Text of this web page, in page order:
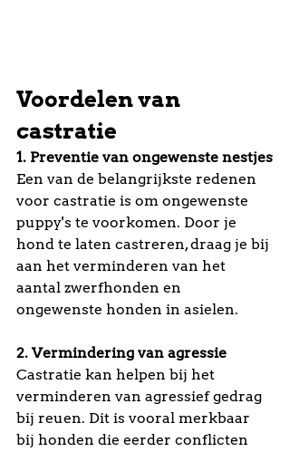
Voordelen van
castratie
1. Preventie van ongewenste nestjes
Een van de belangrijkste redenen
voor castratie is om ongewenste
puppy's te voorkomen. Door je
hond te laten castreren, draag je bij
aan het verminderen van het
aantal zwerfhonden en
ongewenste honden in asielen.
2. Vermindering van agressie
Castratie kan helpen bij het
verminderen van agressief gedrag
bij reuen. Dit is vooral merkbaar
bij honden die eerder conflicten